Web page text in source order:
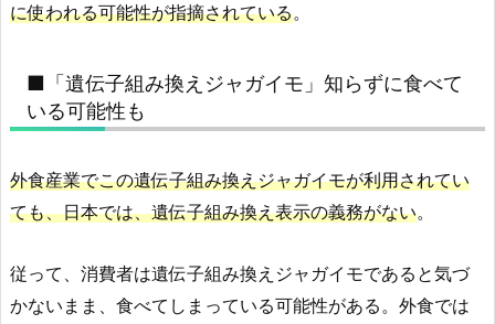
に使われる可能性が指摘されている。
■「遺伝子組み換えジャガイモ」知らずに食べて
いる可能性も
外食産業でこの遺伝子組み換えジャガイモが利用されてい
ても、日本では、遺伝子組み換え表示の義務がない。
従って、消費者は遺伝子組み換えジャガイモであると気づ
かないまま、食べてしまっている可能性がある。外食では